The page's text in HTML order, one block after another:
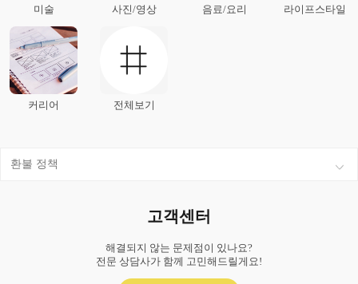
미술 사진/영상 음료/요리 라이프스타일
커리어 전체보기
환불 정책
고객센터
해결되지 않는 문제점이 있나요?
전문 상담사가 함께 고민해드릴게요!